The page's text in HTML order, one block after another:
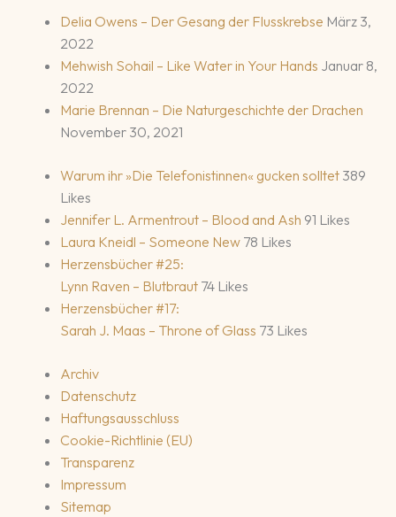
Delia Owens – Der Gesang der Flusskrebse März 3,
2022
Mehwish Sohail – Like Water in Your Hands Januar 8,
2022
Marie Brennan – Die Naturgeschichte der Drachen
November 30, 2021
Warum ihr »Die Telefonistinnen« gucken solltet 389
Likes
Jennifer L. Armentrout – Blood and Ash 91 Likes
Laura Kneidl – Someone New 78 Likes
Herzensbücher #25:
Lynn Raven – Blutbraut 74 Likes
Herzensbücher #17:
Sarah J. Maas – Throne of Glass 73 Likes
Archiv
Datenschutz
Haftungsausschluss
Cookie-Richtlinie (EU)
Transparenz
Impressum
Sitemap